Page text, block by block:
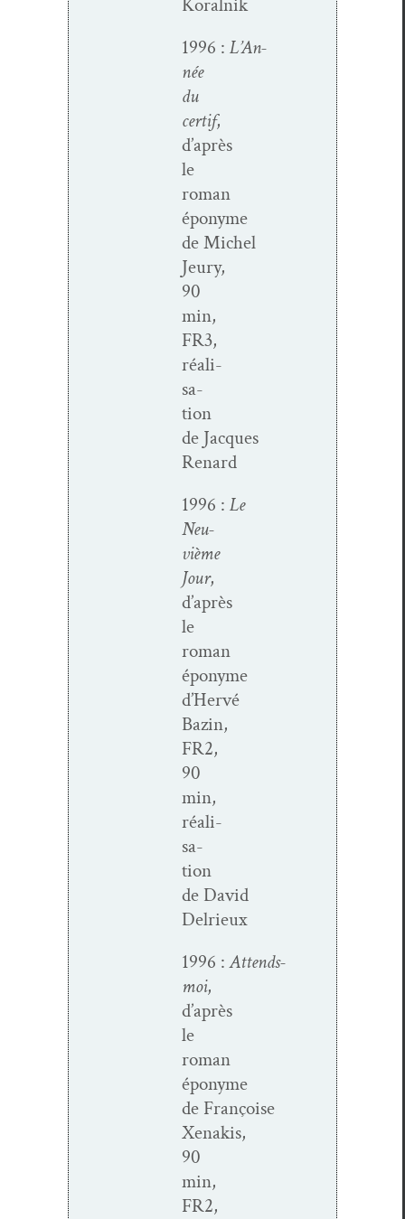
Koralnik
1996 : L’An­
née
du
cer­tif,
d’après
le
roman
éponyme
de Michel
Jeury,
90
min,
FR3,
réal­i­
sa­
tion
de Jacques
Renard
1996 : Le
Neu­
vième
Jour,
d’après
le
roman
éponyme
d’Hervé
Bazin,
FR2,
90
min,
réal­i­
sa­
tion
de David
Delrieux
1996 :Attends-
moi,
d’après
le
roman
éponyme
de Françoise
Xenakis,
90
min,
FR2,